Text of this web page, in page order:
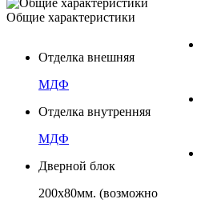
Общие характеристики
Отделка внешняя
МДФ
Отделка внутренняя
МДФ
Дверной блок
200х80мм. (возможно